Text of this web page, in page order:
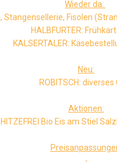
Wieder da:
Stangensellerie, Fisolen
HALBFURTER:
KALSERTALER:
Neu:
ROBITSCH: diverses
Aktionen:
HITZEFREI Bio Eis am Stiel
-